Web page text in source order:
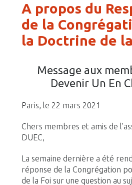
A propos du
de la
la Doctrine de
Message aux
Devenir Un En
Paris, le 22 mars 2021
Chers membres et amis de
DUEC,
La semaine dernière a été
réponse de la Congrégation
de la Foi sur une question au